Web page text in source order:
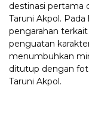
destinasi pertama
Taruni Akpol.
pengarahan
penguatan
menumbuhkan
ditutup dengan
Taruni Akpol.